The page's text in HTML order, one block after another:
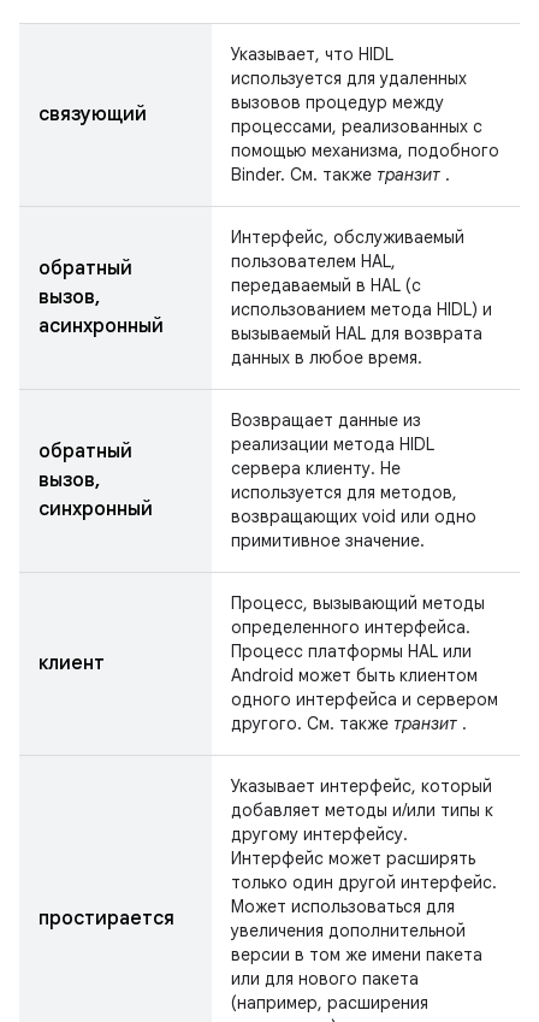
связующий
Указывает, что HIDL
используется для удаленных
вызовов процедур между
процессами, реализованных с
помощью механизма, подобного
Binder. См. также транзит .
обратный
вызов,
асинхронный
Интерфейс, обслуживаемый
пользователем HAL,
передаваемый в HAL (с
использованием метода HIDL) и
вызываемый HAL для возврата
данных в любое время.
обратный
вызов,
синхронный
Возвращает данные из
реализации метода HIDL
сервера клиенту. Не
используется для методов,
возвращающих void или одно
примитивное значение.
клиент
Процесс, вызывающий методы
определенного интерфейса.
Процесс платформы HAL или
Android может быть клиентом
одного интерфейса и сервером
другого. См. также транзит .
простирается
Указывает интерфейс, который
добавляет методы и/или типы к
другому интерфейсу.
Интерфейс может расширять
только один другой интерфейс.
Может использоваться для
увеличения дополнительной
версии в том же имени пакета
или для нового пакета
(например, расширения